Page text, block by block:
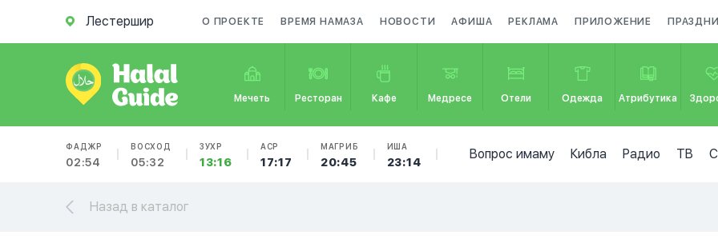
Лестершир О ПРОЕКТЕ ВРЕМЯ НАМАЗА НОВОСТИ АФИША РЕКЛАМА ПРИЛОЖЕНИЕ
Мечеть Ресторан Кафе Медресе Отели Одежда Атрибутика
ФАДЖР
02:54
ВОСХОД
05:32
ЗУХР
13:16
АСР
17:17
МАГРИБ
20:45
ИША
23:14
Вопрос имаму Кибла Радио ТВ
Назад в каталог